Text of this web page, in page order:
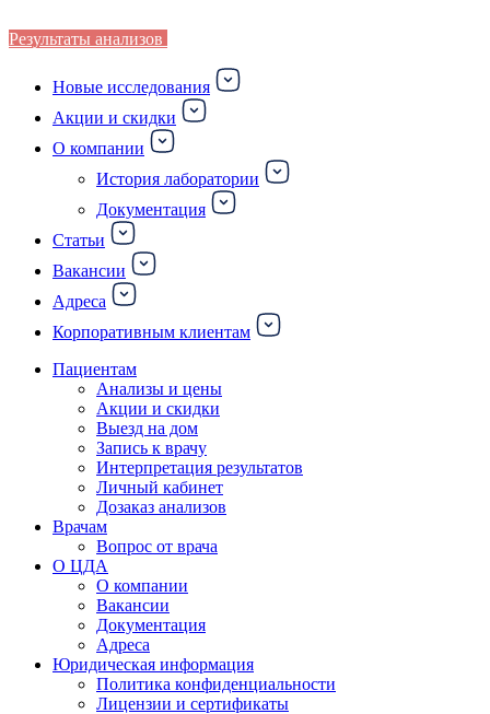
Результаты анализов
Новые исследования
Акции и скидки
О компании
История лаборатории
Документация
Статьи
Вакансии
Адреса
Корпоративным клиентам
Пациентам
Анализы и цены
Акции и скидки
Выезд на дом
Запись к врачу
Интерпретация результатов
Личный кабинет
Дозаказ анализов
Врачам
Вопрос от врача
О ЦДА
О компании
Вакансии
Документация
Адреса
Юридическая информация
Политика конфиденциальности
Лицензии и сертификаты